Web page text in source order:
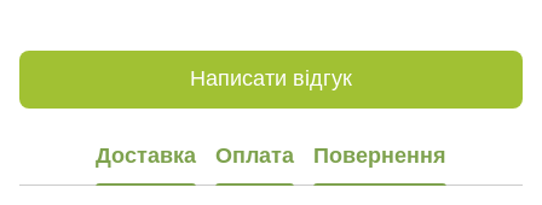
Написати відгук
Доставка Оплата Повернення